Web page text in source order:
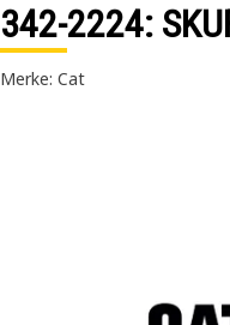
342-2224:
Merke: Cat